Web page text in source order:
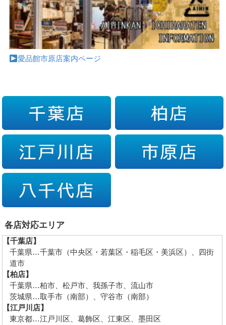
愛品館市原店案内ページ
各店対応エリア
【千葉店】
千葉県…千葉市（中央区・若葉区・稲毛区・美浜区）、四街
道市
【柏店】
千葉県…柏市、松戸市、我孫子市、流山市
茨城県…取手市（南部）、守谷市（南部）
【江戸川店】
東京都…江戸川区、葛飾区、江東区、墨田区